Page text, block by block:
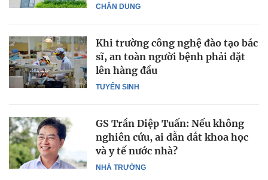
CHÂN DUNG
TUYỂN SINH
Khi trường công nghệ đào tạo bác
sĩ, an toàn người bệnh phải đặt
lên hàng đầu
NHÀ TRƯỜNG
GS Trần Diệp Tuấn: Nếu không
nghiên cứu, ai dẫn dắt khoa học
và y tế nước nhà?